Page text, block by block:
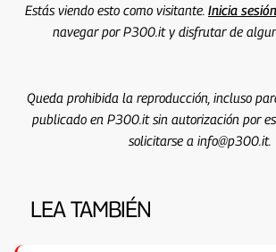
Estás viendo esto como visitante. Inicia sesión
navegar por P300.it y disfrutar de
Queda prohibida la reproducción, incluso
publicado en P300.it sin autorización por
solicitarse a info@p300.it.
LEA TAMBIÉN